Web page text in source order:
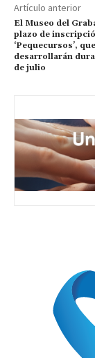
Artículo anterior
El Museo del
plazo de
‘Pequecursos’,
desarrollarán
de julio